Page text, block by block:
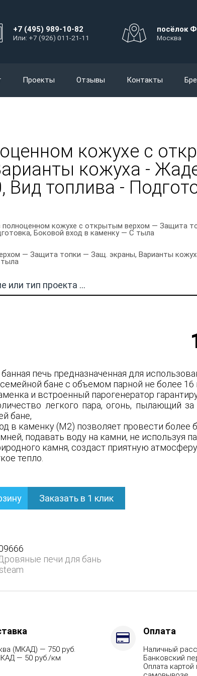
+7 (495) 989-10-82
Или: +7 (926) 011-21-11
посёлок
Москва
Проекты Отзывы Контакты
кожухе с
кожуха -
Вид топлива -
кожухе с открытым верхом — Защита
Боковой вход в каменку — С тыла
— Защита топки — Защ. экраны, Варианты
печь предназначенная для
бане с объемом парной не более 16
и встроенный парогенератор
легкого пара, огонь, пылающий
бане,
в каменку (М2) позволяет провести более
подавать воду на камни, не используя
камня, создаст приятную
тепло.
Заказать в 1 клик
печи для бань
(МКАД) — 750 руб.
— 50 руб./км
Оплата
Наличный
Банковский
Оплата картой